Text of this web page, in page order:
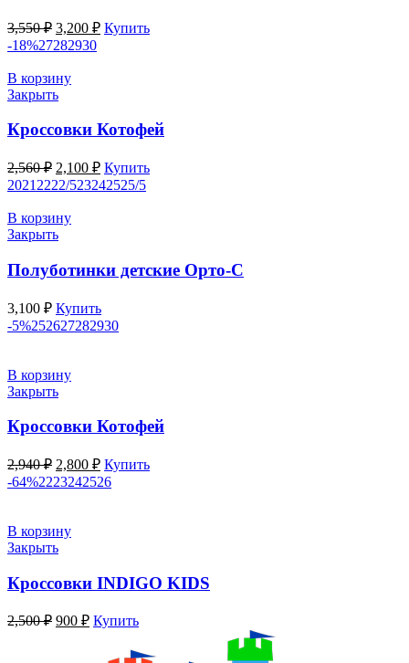
3,550₽ Первоначальная
цена
составляла
3,550 ₽.
3,200 ₽Текущая
цена:
Купить
-18%27282930
В корзину
Закрыть
Кроссовки Котофей
2,560₽ Первоначальная
цена
составляла
2,560 ₽.
2,100 ₽Текущая
цена:
Купить
2021 2222/523242525/5
В корзину
Закрыть
Полуботинки детские Орто-С
3,100 ₽ Купить
-5%252627282930
В корзину
Закрыть
Кроссовки Котофей
2,940₽ Первоначальная
цена
составляла
2,800 ₽Текущая
цена:
Купить
-64%2223242526
В корзину
Закрыть
Кроссовки INDIGO KIDS
2,500₽ Первоначальная
900 ₽Текущая
цена:
Купить